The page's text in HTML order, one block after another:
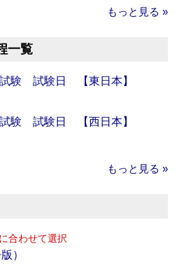
もっと見る »
一覧
験 試験日 【東日本】
験 試験日 【西日本】
もっと見る »
合わせて選択
）